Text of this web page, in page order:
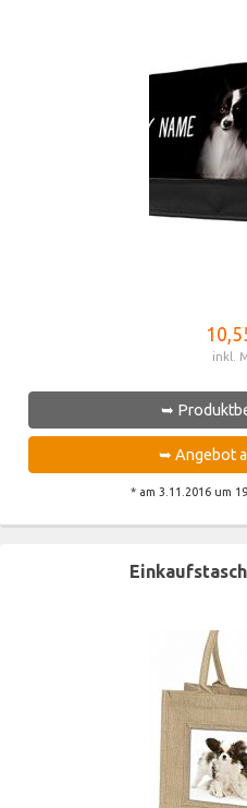
inkl.
➥
➥ Angebot
* am 3.11.2016 um